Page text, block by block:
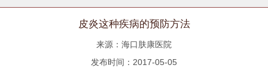
皮炎这种疾病的预防方法
来源：海口肤康医院
发布时间：2017-05-05